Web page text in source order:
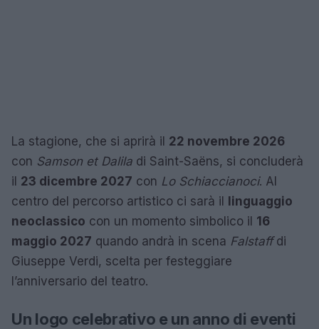
La stagione, che si aprirà il 22 novembre 2026
con Samson et Dalila di Saint-Saëns, si concluderà
il 23 dicembre 2027 con Lo Schiaccianoci. Al
centro del percorso artistico ci sarà il
linguaggio
neoclassico con un momento simbolico il 16
maggio 2027 quando andrà in scena Falstaffdi
Giuseppe Verdi, scelta per festeggiare
l’anniversario del teatro.
Un logo celebrativo e un anno di eventi